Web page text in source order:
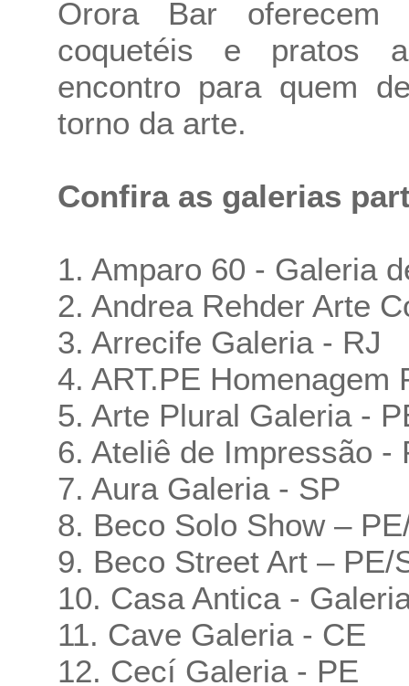
Orora Bar oferecem
coquetéis e pratos
encontro para quem
torno da arte.
Confira as galerias
1. Amparo 60 - Galeria
2. Andrea Rehder Arte
3. Arrecife Galeria - RJ
4. ART.PE Homenagem
5. Arte Plural Galeria -
6. Ateliê de Impressão -
7. Aura Galeria - SP
8. Beco Solo Show –
9. Beco Street Art – PE/
10. Casa Antica -
11. Cave Galeria - CE
12. Cecí Galeria - PE